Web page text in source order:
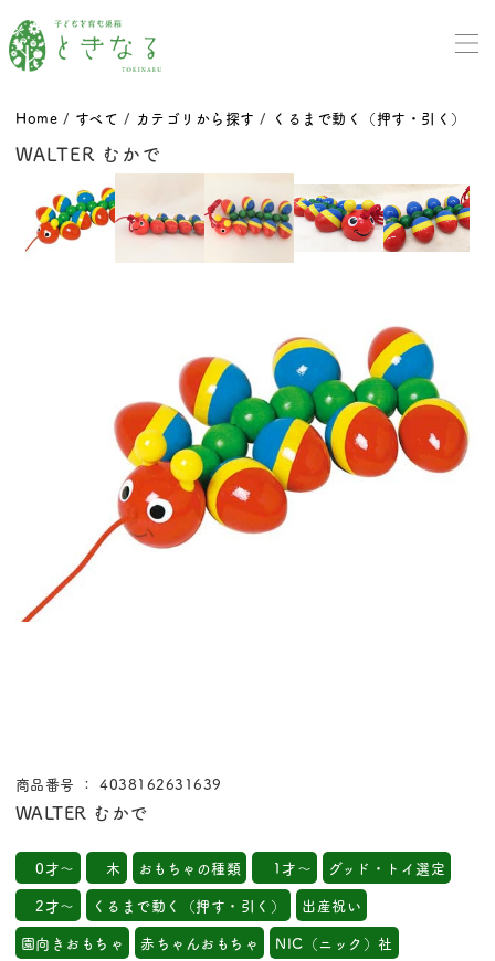
Home / すべて / カテゴリから探す / くるまで動く（押す・引く）
WALTER むかで
商品番号 ： 4038162631639
WALTER むかで
0才～ 木 おもちゃの種類 1才～
グッド・トイ選定
2才～
くるまで動く（押す・引く）
出産祝い
園向きおもちゃ
赤ちゃんおもちゃ NIC（ニック）社